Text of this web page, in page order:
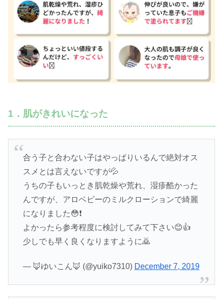
1．肌がきれいになった
合う子と合わない子はやっぱりいるんで絶対オス
スメとは言えないですが💦
うちの子もいっとき肌乾燥や荒れ、湿疹酷かった
んですが、アロベビーのミルクローションで綺麗
になりました😳❗️
よかったら参考程度に検討してみて下さい😊👍
少しでも早く良くなりますように🙇
— 🦊ゆいこん🦊 (@yuiko7310) December 7, 2019